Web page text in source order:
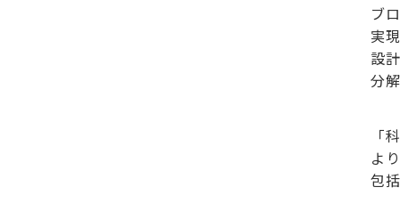
ブ
実
設
分
「
よ
包